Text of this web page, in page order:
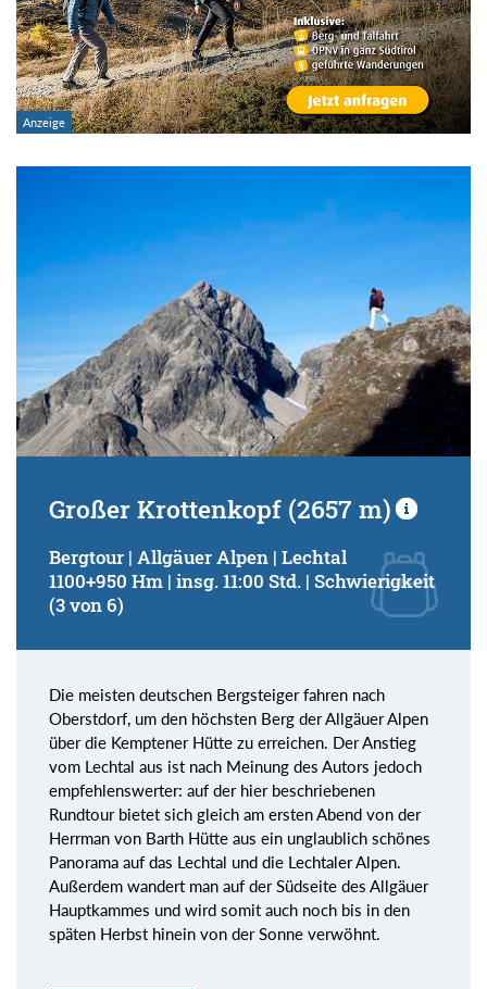
Gebirge:
Art der Tour:
bis
Kondition (Tourdauer):
Suchbegriff:
Großer Krottenkopf (2657 m)
Bergtour | Allgäuer Alpen | Lechtal
1100+950 Hm | insg. 11:00 Std. | Schwierigkeit
(3 von 6)
Die meisten deutschen Bergsteiger fahren nach
Oberstdorf, um den höchsten Berg der Allgäuer Alpen
über die Kemptener Hütte zu erreichen. Der Anstieg
vom Lechtal aus ist nach Meinung des Autors jedoch
empfehlenswerter: auf der hier beschriebenen
Rundtour bietet sich gleich am ersten Abend von der
Herrman von Barth Hütte aus ein unglaublich schönes
Panorama auf das Lechtal und die Lechtaler Alpen.
Außerdem wandert man auf der Südseite des Allgäuer
Hauptkammes und wird somit auch noch bis in den
späten Herbst hinein von der Sonne verwöhnt.